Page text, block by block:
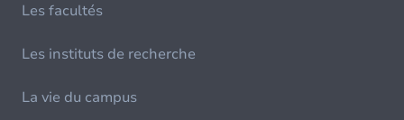
Les facultés
Les instituts de recherche
La vie du campus